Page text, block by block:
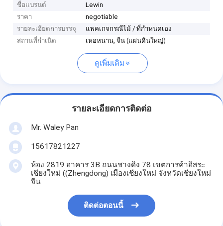
ชื่อแบรนด์
Lewin
ราคา
negotiable
รายละเอียดการบรรจุ
แพคเกจกรณีไม้ / ที่กำหนดเอง
สถานที่กำเนิด
เหอหนาน, จีน (แผ่นดินใหญ่)
ดูเพิ่มเติม
รายละเอียดการติดต่อ
Mr. Waley Pan
15617821227
ห้อง 2819 อาคาร 3B ถนนชางดิง 78 เขตการค้าอิสระ
เชียงใหม่ ((Zhengdong) เมืองเชียงใหม่ จังหวัดเชียงใหม่
จีน
ติดต่อตอนนี้